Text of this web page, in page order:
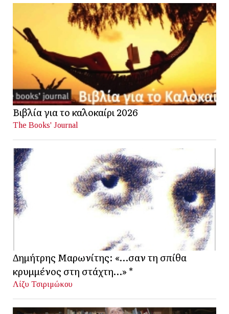
Βιβλία για το καλοκαίρι 2026
The Books' Journal
Δημήτρης Μαρωνίτης: «…σαν τη σπίθα
κρυμμένος στη στάχτη…» *
Λίζυ Τσιριμώκου